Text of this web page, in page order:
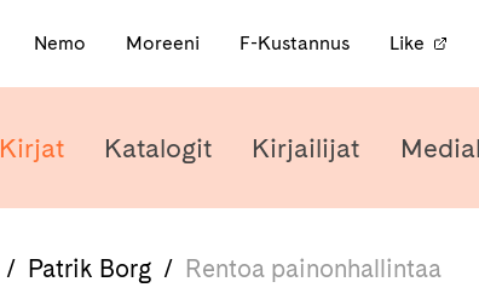
Nemo Moreeni F-Kustannus Like
Kirjat Katalogit Kirjailijat
/ Patrik Borg/ Rentoa painonhallintaa